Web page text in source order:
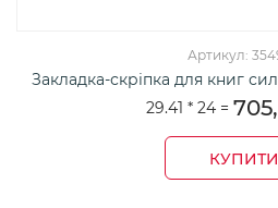
Артикул:
Закладка-скріпка для книг
29.41 * 24=
КУПИТИ